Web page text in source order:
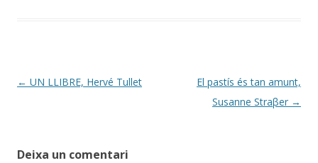
Navegació
← UN LLIBRE, Hervé Tullet
El pastís és tan amunt,
Susanne Straβer →
Deixa un comentari